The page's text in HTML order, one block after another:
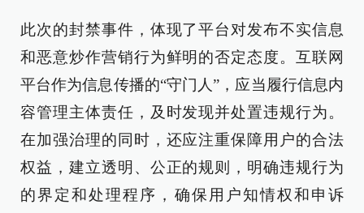
此次的封禁事件，体现了平台对发布不实信息
和恶意炒作营销行为鲜明的否定态度。互联网
平台作为信息传播的“守门人”，应当履行信息内
容管理主体责任，及时发现并处置违规行为。
在加强治理的同时，还应注重保障用户的合法
权益，建立透明、公正的规则，明确违规行为
的界定和处理程序，确保用户知情权和申诉